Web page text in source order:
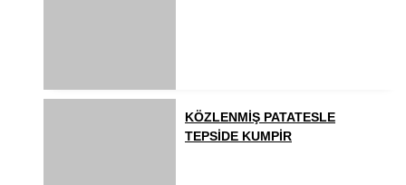
KÖZLENMİŞ PATATESLE
TEPSİDE KUMPİR